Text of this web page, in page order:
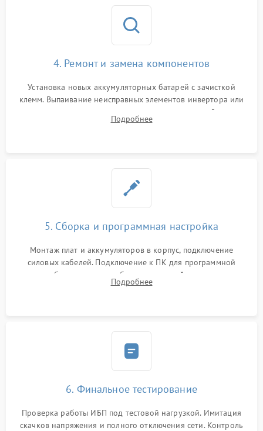
4. Ремонт и замена компонентов
Установка новых аккумуляторных батарей с зачисткой
клемм. Выпаивание неисправных элементов инвертора или
цепи зарядки и монтаж новых радиодеталей.
Восстановление поврежденных токоведущих дорожек и
Подробнее
5. Сборка и программная настройка
Монтаж плат и аккумуляторов в корпус, подключение
силовых кабелей. Подключение к ПК для программной
калибровки констант батареи, настройки порогов
срабатывания AVR и сброса счетчиков старения АКБ.
Подробнее
6. Финальное тестирование
Проверка работы ИБП под тестовой нагрузкой. Имитация
скачков напряжения и полного отключения сети. Контроль